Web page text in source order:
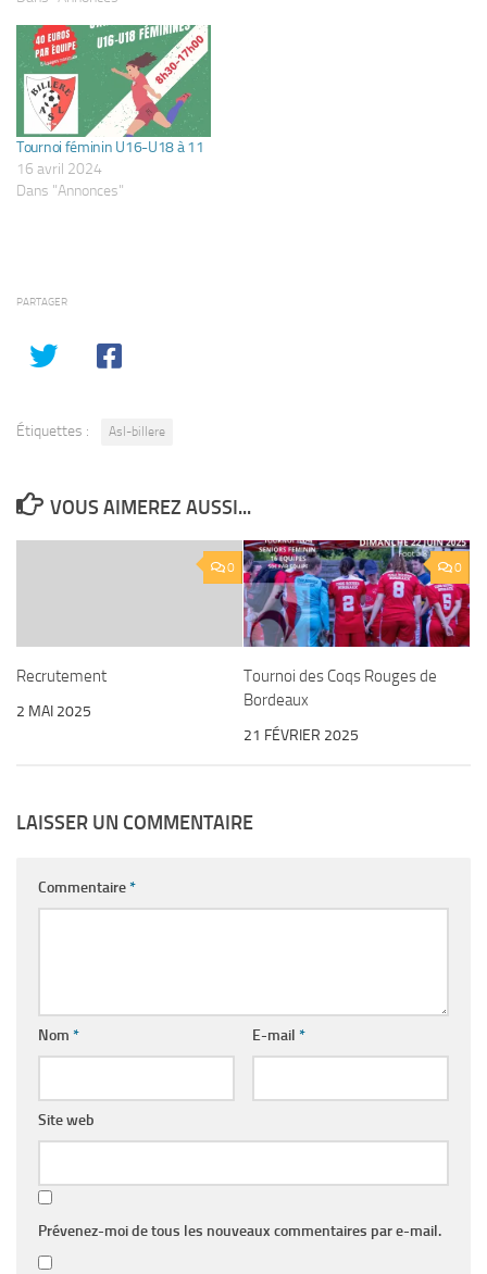
Tournoi féminin U16-U18 à 11
16 avril 2024
Dans "Annonces"
PARTAGER
Étiquettes : Asl-billere
VOUS AIMEREZ AUSSI...
0
Recrutement
2 MAI 2025
0
Tournoi des Coqs Rouges de
Bordeaux
21 FÉVRIER 2025
LAISSER UN COMMENTAIRE
Commentaire*
Nom * E-mail *
Site web
Prévenez-moi de tous les nouveaux commentaires par e-mail.